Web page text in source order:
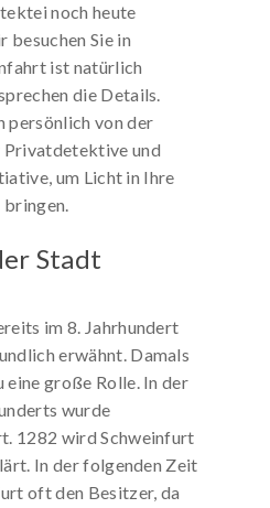
noch heute
besuchen Sie in
ist natürlich
die Details.
persönlich von der
Privatdetektive und
um Licht in Ihre
bringen.
Stadt
im 8. Jahrhundert
erwähnt. Damals
große Rolle. In der
wurde
1282 wird Schweinfurt
In der folgenden Zeit
oft den Besitzer, da